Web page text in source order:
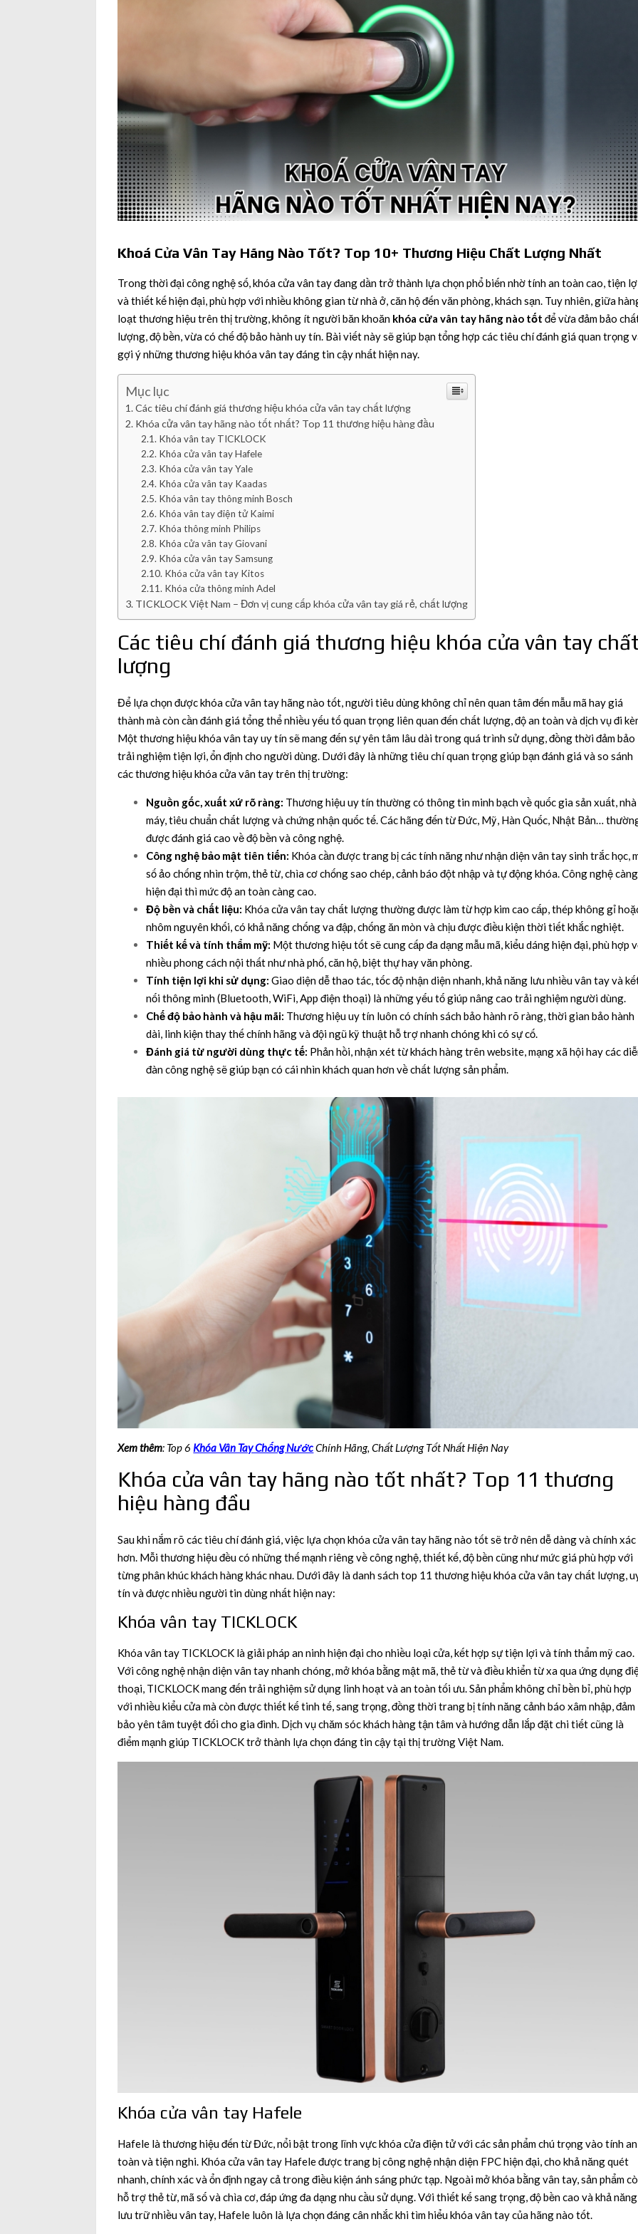
Khoá Cửa Vân Tay Hãng Nào Tốt? Top 10+ Thương Hiệu Chất Lượng Nhất
Trong thời đại công nghệ số, khóa cửa vân tay đang dần trở thành lựa chọn phổ biến nhờ tính an toàn cao, tiện
và thiết kế hiện đại, phù hợp với nhiều không gian từ nhà ở, căn hộ đến văn phòng, khách sạn. Tuy nhiên, giữa
loạt thương hiệu trên thị trường, không ít người băn khoăn khóa cửa vân tay hãng nào tốt để vừa đảm bảo
lượng, độ bền, vừa có chế độ bảo hành uy tín. Bài viết này sẽ giúp bạn tổng hợp các tiêu chí đánh giá quan trọng
gợi ý những thương hiệu khóa vân tay đáng tin cậy nhất hiện nay.
Mục lục
Các tiêu chí đánh giá thương hiệu khóa cửa vân tay chất lượng
Khóa cửa vân tay hãng nào tốt nhất? Top 11 thương hiệu hàng đầu
Khóa vân tay TICKLOCK
Khóa cửa vân tay Hafele
Khóa cửa vân tay Yale
Khóa cửa vân tay Kaadas
Khóa vân tay thông minh Bosch
Khóa vân tay điện tử Kaimi
Khóa thông minh Philips
Khóa cửa vân tay Giovani
Khóa cửa vân tay Samsung
Khóa cửa vân tay Kitos
Khóa cửa thông minh Adel
TICKLOCK Việt Nam – Đơn vị cung cấp khóa cửa vân tay giá rẻ, chất lượng
Các tiêu chí đánh giá thương hiệu khóa cửa vân tay
lượng
Để lựa chọn được khóa cửa vân tay hãng nào tốt, người tiêu dùng không chỉ nên quan tâm đến mẫu mã hay giá
thành mà còn cần đánh giá tổng thể nhiều yếu tố quan trọng liên quan đến chất lượng, độ an toàn và dịch vụ đi
Một thương hiệu khóa vân tay uy tín sẽ mang đến sự yên tâm lâu dài trong quá trình sử dụng, đồng thời đảm bảo
trải nghiệm tiện lợi, ổn định cho người dùng. Dưới đây là những tiêu chí quan trọng giúp bạn đánh giá và so sánh
các thương hiệu khóa cửa vân tay trên thị trường:
Nguồn gốc, xuất xứ rõ ràng: Thương hiệu uy tín thường có thông tin minh bạch về quốc gia sản xuất, nhà
máy, tiêu chuẩn chất lượng và chứng nhận quốc tế. Các hãng đến từ Đức, Mỹ, Hàn Quốc, Nhật Bản…
được đánh giá cao về độ bền và công nghệ.
Công nghệ bảo mật tiên tiến: Khóa cần được trang bị các tính năng như nhận diện vân tay sinh trắc học,
số ảo chống nhìn trộm, thẻ từ, chìa cơ chống sao chép, cảnh báo đột nhập và tự động khóa. Công nghệ càng
hiện đại thì mức độ an toàn càng cao.
Độ bền và chất liệu: Khóa cửa vân tay chất lượng thường được làm từ hợp kim cao cấp, thép không gỉ
nhôm nguyên khối, có khả năng chống va đập, chống ăn mòn và chịu được điều kiện thời tiết khắc nghiệt.
Thiết kế và tính thẩm mỹ: Một thương hiệu tốt sẽ cung cấp đa dạng mẫu mã, kiểu dáng hiện đại, phù hợp
nhiều phong cách nội thất như nhà phố, căn hộ, biệt thự hay văn phòng.
Tính tiện lợi khi sử dụng: Giao diện dễ thao tác, tốc độ nhận diện nhanh, khả năng lưu nhiều vân tay và
nối thông minh (Bluetooth, WiFi, App điện thoại) là những yếu tố giúp nâng cao trải nghiệm người dùng.
Chế độ bảo hành và hậu mãi: Thương hiệu uy tín luôn có chính sách bảo hành rõ ràng, thời gian bảo hành
dài, linh kiện thay thế chính hãng và đội ngũ kỹ thuật hỗ trợ nhanh chóng khi có sự cố.
Đánh giá từ người dùng thực tế: Phản hồi, nhận xét từ khách hàng trên website, mạng xã hội hay các
đàn công nghệ sẽ giúp bạn có cái nhìn khách quan hơn về chất lượng sản phẩm.
Xem thêm: Top 6 Khóa Vân Tay Chống NướcChính Hãng, Chất Lượng Tốt Nhất Hiện Nay
Khóa cửa vân tay hãng nào tốt nhất? Top 11 thương
hiệu hàng đầu
Sau khi nắm rõ các tiêu chí đánh giá, việc lựa chọn khóa cửa vân tay hãng nào tốt sẽ trở nên dễ dàng và chính xác
hơn. Mỗi thương hiệu đều có những thế mạnh riêng về công nghệ, thiết kế, độ bền cũng như mức giá phù hợp với
từng phân khúc khách hàng khác nhau. Dưới đây là danh sách top 11 thương hiệu khóa cửa vân tay chất lượng,
tín và được nhiều người tin dùng nhất hiện nay:
Khóa vân tay TICKLOCK
Khóa vân tay TICKLOCK là giải pháp an ninh hiện đại cho nhiều loại cửa, kết hợp sự tiện lợi và tính thẩm mỹ cao.
Với công nghệ nhận diện vân tay nhanh chóng, mở khóa bằng mật mã, thẻ từ và điều khiển từ xa qua ứng dụng
thoại, TICKLOCK mang đến trải nghiệm sử dụng linh hoạt và an toàn tối ưu. Sản phẩm không chỉ bền bỉ, phù hợp
với nhiều kiểu cửa mà còn được thiết kế tinh tế, sang trọng, đồng thời trang bị tính năng cảnh báo xâm nhập, đảm
bảo yên tâm tuyệt đối cho gia đình. Dịch vụ chăm sóc khách hàng tận tâm và hướng dẫn lắp đặt chi tiết cũng là
điểm mạnh giúp TICKLOCK trở thành lựa chọn đáng tin cậy tại thị trường Việt Nam.
Khóa cửa vân tay Hafele
Hafele là thương hiệu đến từ Đức, nổi bật trong lĩnh vực khóa cửa điện tử với các sản phẩm chú trọng vào tính an
toàn và tiện nghi. Khóa cửa vân tay Hafele được trang bị công nghệ nhận diện FPC hiện đại, cho khả năng quét
nhanh, chính xác và ổn định ngay cả trong điều kiện ánh sáng phức tạp. Ngoài mở khóa bằng vân tay, sản phẩm
hỗ trợ thẻ từ, mã số và chìa cơ, đáp ứng đa dạng nhu cầu sử dụng. Với thiết kế sang trọng, độ bền cao và khả năng
lưu trữ nhiều vân tay, Hafele luôn là lựa chọn đáng cân nhắc khi tìm hiểu khóa vân tay của hãng nào tốt.